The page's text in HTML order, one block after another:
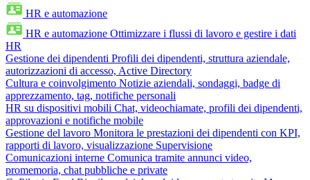
HR e automazione
HR e automazione Ottimizzare i flussi di lavoro e gestire i dati
HR
Gestione dei dipendenti Profili dei dipendenti, struttura aziendale,
autorizzazioni di accesso, Active Directory
Cultura e coinvolgimento Notizie aziendali, sondaggi, badge di
apprezzamento, tag, notifiche personali
HR su dispositivi mobili Chat, videochiamate, profili dei dipendenti,
approvazioni e notifiche mobile
Gestione del lavoro Monitora le prestazioni dei dipendenti con KPI,
rapporti di lavoro, visualizzazione Supervisione
Comunicazioni interne Comunica tramite annunci video,
promemoria, chat pubbliche e private